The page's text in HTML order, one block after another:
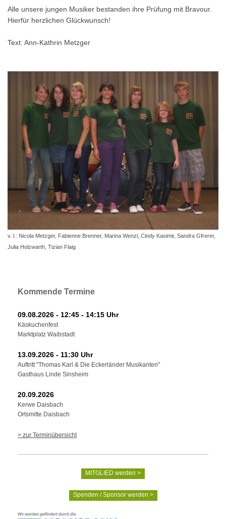
Alle unsere jungen Musiker bestanden ihre Prüfung mit Bravour.
Hierfür herzlichen Glückwunsch!
Text: Ann-Kathrin Metzger
v. l.: Nicola Metzger, Fabienne Brenner, Marina Wenzl, Cindy Kasimir, Sandra Gfrerer,
Julia Holzwarth, Tizian Flaig
Kommende Termine
09.08.2026 - 12:45 - 14:15 Uhr
Käskuchenfest
Marktplatz Waibstadt
13.09.2026 - 11:30 Uhr
Auftritt "Thomas Karl & Die Eckerländer Musikanten"
Gasthaus Linde Sinsheim
20.09.2026
Kerwe Daisbach
Ortsmitte Daisbach
> zur Terminübersicht
MITGLIED werden >
Spenden / Sponsor werden >